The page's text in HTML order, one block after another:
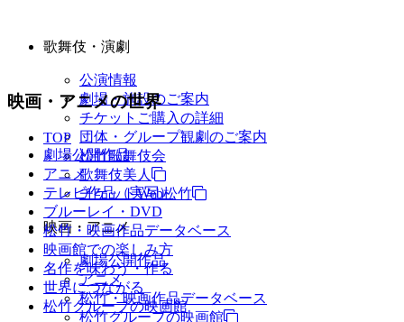
歌舞伎・演劇
公演情報
劇場・施設のご案内
チケットご購入の詳細
団体・グループ観劇のご案内
松竹歌舞伎会
歌舞伎美人
チケットWeb松竹
映画・アニメ
劇場公開作品
アニメ
松竹・映画作品データベース
松竹グループの映画館
映画・アニメの世界
TOP
劇場公開作品
アニメ
テレビ作品（実写）
ブルーレイ・DVD
松竹・映画作品データベース
映画館での楽しみ方
名作を味わう・作る
世界につながる
松竹グループの映画館